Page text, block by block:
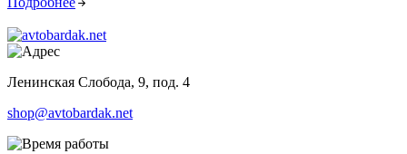
Ленинская Слобода, 9, под. 4
shop@avtobardak.net